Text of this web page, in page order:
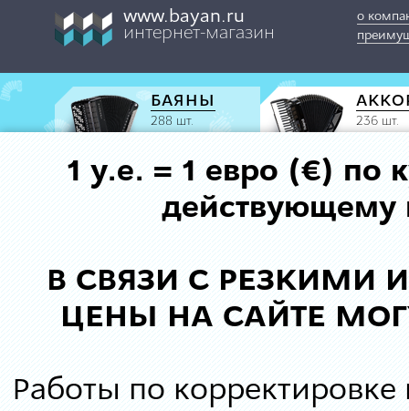
www.bayan.ru
интернет-магазин
о
БАЯНЫ
288 шт. 236 шт.
1 у.е. = 1 евро (€) по
действующему
В СВЯЗИ С РЕЗКИМИ
ЦЕНЫ НА САЙТЕ
Работы по корректировке